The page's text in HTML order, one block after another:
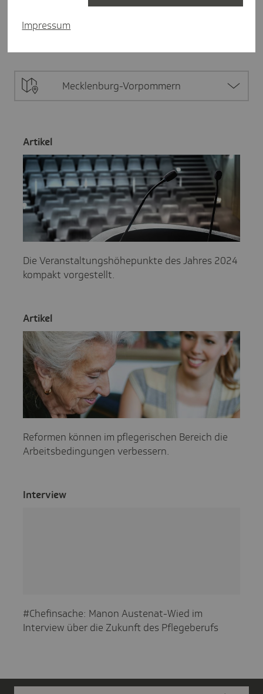
Alle Inhalte
Mecklenburg-Vorpommern
Artikel
Die Veranstaltungshöhepunkte des Jahres 2024
kompakt vorgestellt.
Artikel
Reformen können im pflegerischen Bereich die
Arbeitsbedingungen verbessern.
Inter­view
#Chefinsache: Manon Austenat-Wied im
Interview über die Zukunft des Pflegeberufs
Impressum